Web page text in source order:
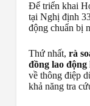
Để triển khai
tại Nghị định
động chuẩn bị
Thứ nhất, rà
đồng lao động
về thông điệp
khả năng tra